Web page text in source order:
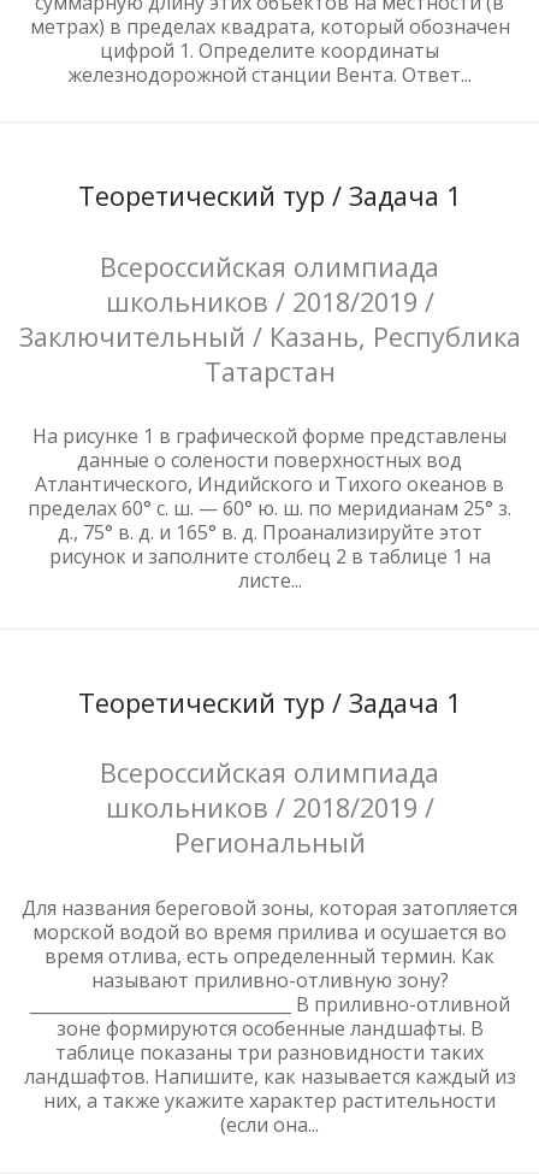
метрах) в пределах квадрата, который обозначен
цифрой 1. Определите координаты
железнодорожной станции Вента. Ответ...
Теоретический тур / Задача 1
Всероссийская олимпиада
школьников / 2018/2019 /
Заключительный / Казань, Республика
Татарстан
На рисунке 1 в графической форме представлены
данные о солености поверхностных вод
Атлантического, Индийского и Тихого океанов в
пределах 60° с. ш. — 60° ю. ш. по меридианам 25° з.
д., 75° в. д. и 165° в. д. Проанализируйте этот
рисунок и заполните столбец 2 в таблице 1 на
листе...
Теоретический тур / Задача 1
Всероссийская олимпиада
школьников / 2018/2019 /
Региональный
Для названия береговой зоны, которая затопляется
морской водой во время прилива и осушается во
время отлива, есть определенный термин. Как
называют приливно-отливную зону?
_______________________________ В приливно-отливной
зоне формируются особенные ландшафты. В
таблице показаны три разновидности таких
ландшафтов. Напишите, как называется каждый из
них, а также укажите характер растительности
(если она...